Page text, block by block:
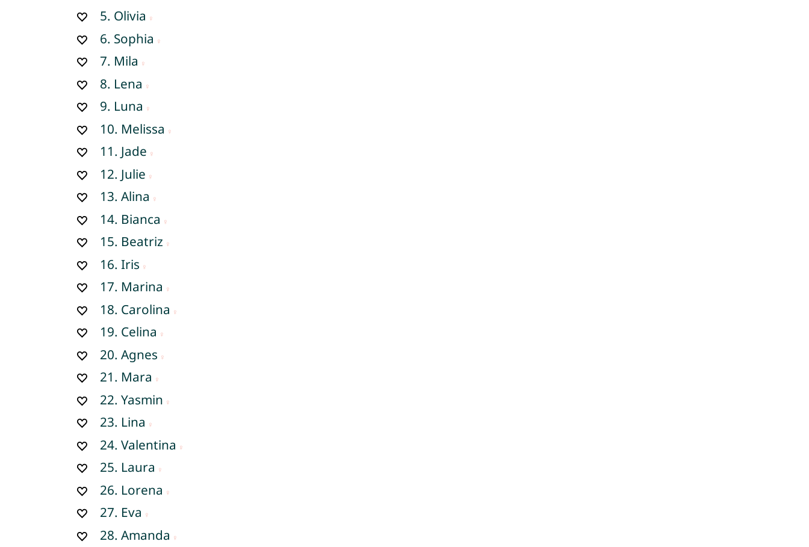
5. Olivia
6. Sophia
7. Mila
8. Lena
9. Luna
10. Melissa
11. Jade
12. Julie
13.Alina
14. Bianca
15. Beatriz
16.Iris
17. Marina
18. Carolina
19. Celina
20.Agnes
21. Mara
22.Yasmin
23. Lina
24.Valentina
25. Laura
26. Lorena
27. Eva
28.Amanda